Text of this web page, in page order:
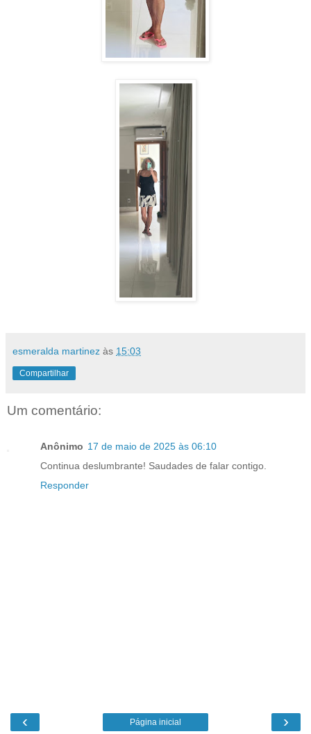
esmeralda martinez às 15:03
Compartilhar
Um comentário:
Anônimo 17 de maio de 2025 às 06:10
Continua deslumbrante! Saudades de falar contigo.
Responder
‹ ›
Página inicial